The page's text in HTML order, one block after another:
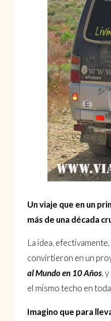
Un viaje que en un
más de una década
La idea,
convirtieron en un
al Mundo en 10 Años,
el mismo techo en
Imagino que para